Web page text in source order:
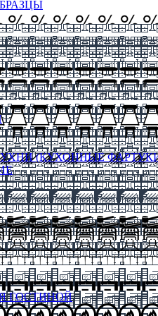
(КУХОННЫЕ
ГОСТИНОЙ